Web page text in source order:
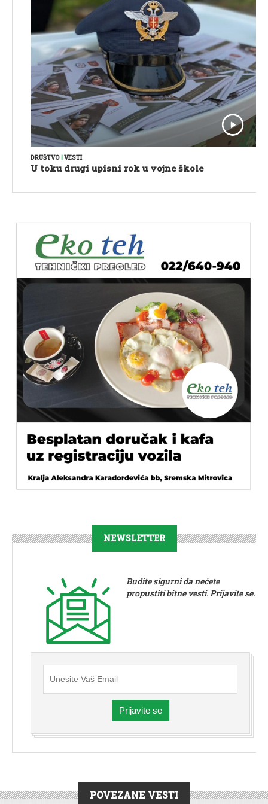
DRUŠTVO VESTI
U toku drugi upisni rok u vojne škole
NEWSLETTER
Budite sigurni da nećete
propustiti bitne vesti. Prijavite se.
Prijavite se
POVEZANE VESTI
VESTI